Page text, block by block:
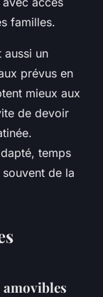
familles.
aussi un
prévus en
mieux aux
de devoir
temps
de la
amovibles